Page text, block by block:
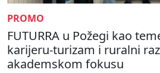
PROMO
FUTURRA u Požegi kao
karijeru-turizam i ruralni
akademskom fokusu